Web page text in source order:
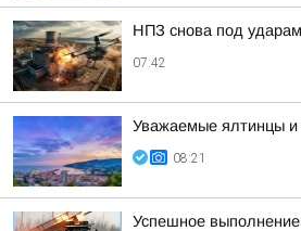
НПЗ снова под
07:42
Уважаемые ялтинцы и
08:21
Успешное